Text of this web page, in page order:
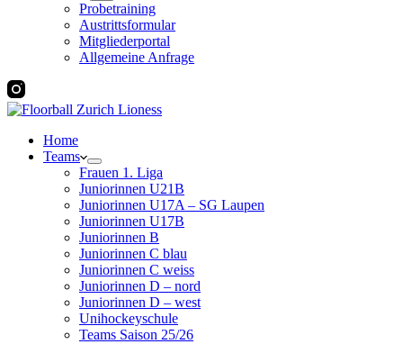
Probetraining
Austrittsformular
Mitgliederportal
Allgemeine Anfrage
Home
Teams
Frauen 1. Liga
Juniorinnen U21B
Juniorinnen U17A – SG Laupen
Juniorinnen U17B
Juniorinnen B
Juniorinnen C blau
Juniorinnen C weiss
Juniorinnen D – nord
Juniorinnen D – west
Unihockeyschule
Teams Saison 25/26